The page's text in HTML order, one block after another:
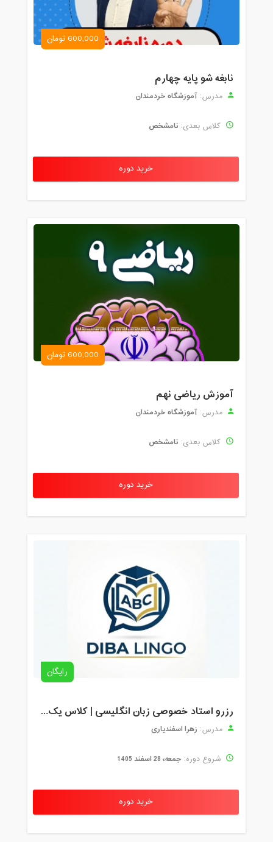
600,000 تومان
نابغه شو پایه چهارم
مدرس: آموزشگاه خردمندان
کلاس بعدی: نامشخص
خرید دوره
600,000 تومان
آموزش ریاضی نهم
مدرس: آموزشگاه خردمندان
کلاس بعدی: نامشخص
خرید دوره
رایگان
رزرو استاد خصوصی زبان انگلیسی | کلاس یک‌نفره با زهرا اسفندیاری + مشاوره رایگان
مدرس: زهرا اسفندیاری
شروع دوره: جمعه، 28 اسفند 1405
خرید دوره